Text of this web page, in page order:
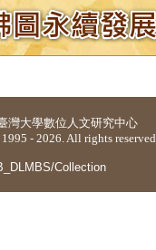
灣大學數位人文研究中心
- 2026. All rights reserved
Collection